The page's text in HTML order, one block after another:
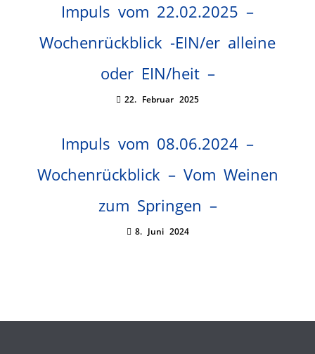
Impuls vom 22.02.2025 –
Wochenrückblick -EIN/er alleine
oder EIN/heit –
22. Februar 2025
Impuls vom 08.06.2024 –
Wochenrückblick – Vom Weinen
zum Springen –
8. Juni 2024